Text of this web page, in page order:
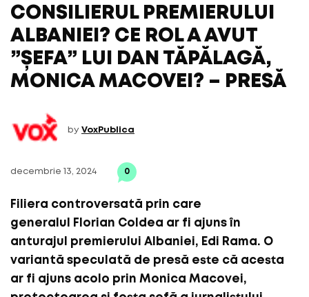
CONSILIERUL PREMIERULUI
ALBANIEI? CE ROL A AVUT
”ȘEFA” LUI DAN TĂPĂLAGĂ,
MONICA MACOVEI? – PRESĂ
by VoxPublica
decembrie 13, 2024 0
Filiera controversată prin care
generalul Florian Coldea ar fi ajuns în
anturajul premierului Albaniei, Edi Rama. O
variantă speculată de presă este că acesta
ar fi ajuns acolo prin Monica Macovei,